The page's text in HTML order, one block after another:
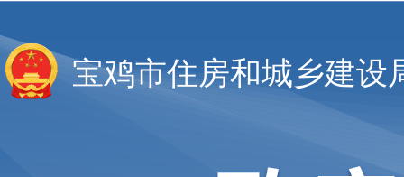
宝鸡市住房和城乡建设